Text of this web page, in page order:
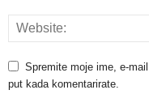
Spremite moje ime, e-
put kada komentarirate.